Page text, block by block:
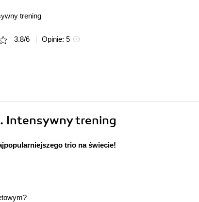
trening
3.8/6 Opinie: 5
Intensywny trening
trio na świecie!